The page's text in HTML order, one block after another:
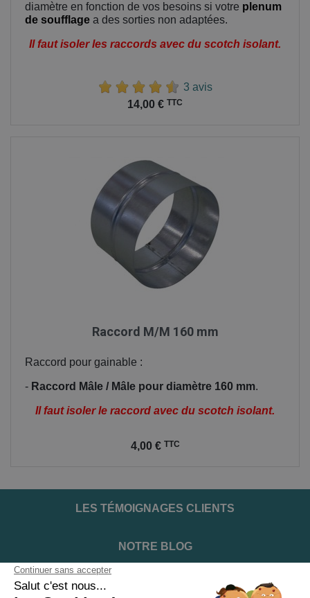
diamètre en fonction de vos besoins si votre plenum
de soufflage a des sorties non adaptées.
Il faut isoler les raccords avec du scotch isolant.
3 avis
14,00 € TTC
Raccord M/M 160 mm
Raccord pour gainable :
- Raccord Mâle / Mâle pour diamètre 160 mm.
Il faut isoler le raccord avec du scotch isolant.
4,00 € TTC
LES TÉMOIGNAGES CLIENTS
NOTRE BLOG
DEVENIR INSTALLATEUR